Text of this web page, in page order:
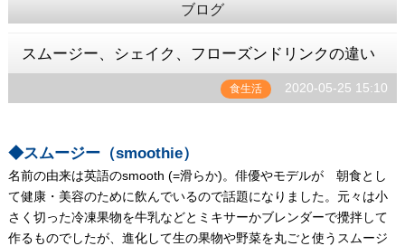
ブログ
スムージー、シェイク、フローズンドリンクの違い
食生活 2020-05-25 15:10
◆スムージー（smoothie）
名前の由来は英語のsmooth (=滑らか)。俳優やモデルが 朝食とし
て健康・美容のために飲んでいるので話題になりました。元々は小
さく切った冷凍果物を牛乳などとミキサーかブレンダーで攪拌して
作るものでしたが、進化して生の果物や野菜を丸ごと使うスムージ